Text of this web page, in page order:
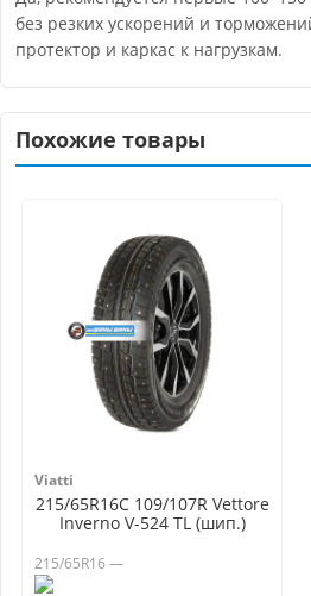
без резких ускорений и
протектор и каркас к нагрузкам.
Похожие товары
Viatti
215/65R16C 109/107R Vettore
Inverno V-524 TL (шип.)
215/65R16 —